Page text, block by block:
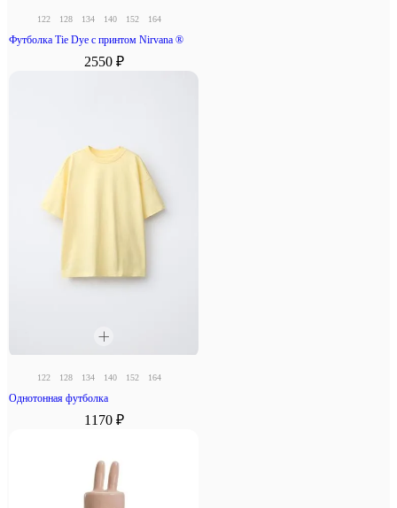
122 128 134 140 152 164
Футболка Tie Dye с принтом Nirvana ®
2550 ₽
122 128 134 140 152 164
Однотонная футболка
1170 ₽